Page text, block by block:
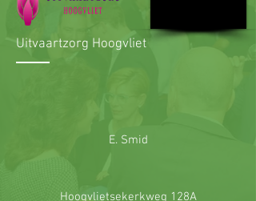
Uitvaartzorg Hoogvliet
E. Smid
Hoogvlietsekerkweg 128A